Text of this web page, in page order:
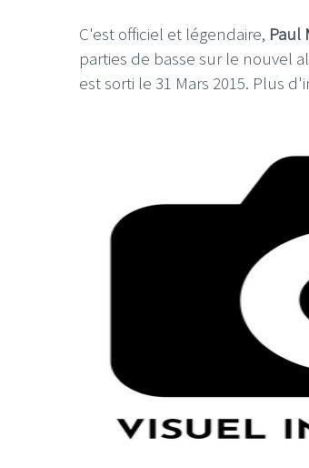
C'est officiel et légendaire, Paul
parties de basse sur le nouvel
est sorti le 31 Mars 2015. Plus